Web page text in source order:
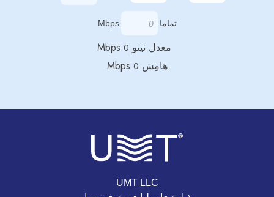
تماما Mbps
معدل نيتو 0
هامِش 0
UMT LLC